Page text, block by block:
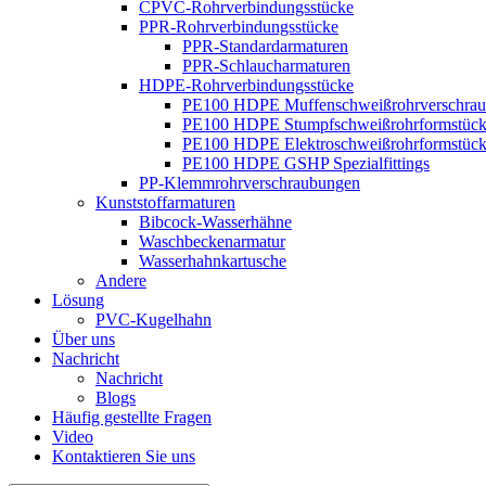
CPVC-Rohrverbindungsstücke
PPR-Rohrverbindungsstücke
PPR-Standardarmaturen
PPR-Schlaucharmaturen
HDPE-Rohrverbindungsstücke
PE100 HDPE
PE100 HDPE
PE100 HDPE
PE100 HDPE GSHP Spezialfittings
PP-Klemmrohrverschraubungen
Kunststoffarmaturen
Bibcock-Wasserhähne
Waschbeckenarmatur
Wasserhahnkartusche
Andere
Lösung
PVC-Kugelhahn
Über uns
Nachricht
Nachricht
Blogs
Häufig gestellte Fragen
Video
Kontaktieren Sie uns